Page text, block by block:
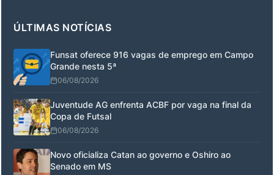
ÚLTIMAS NOTÍCIAS
Funsat oferece 916 vagas de emprego em Campo
Grande nesta 5ª
06/08/2026
Juventude AG enfrenta ACBF por vaga na final da
Copa de Futsal
06/08/2026
Novo oficializa Catan ao governo e Oshiro ao
Senado em MS